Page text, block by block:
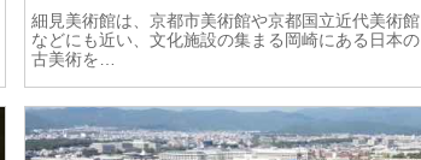
細見美術館は、京都市美術館や京都国立近代美術館
などにも近い、文化施設の集まる岡崎にある日本の
古美術を…